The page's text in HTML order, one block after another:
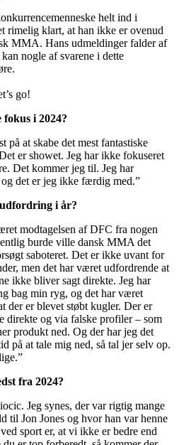
helt ind i
rimelig klart, at han ikke er ovenud
MMA. Hans udmeldinger falder af
nogle af svarene i dette
go!
i 2024?
på at skabe det mest fantastiske
er showet. Jeg har ikke fokuseret
Det kommer jeg til. Jeg har
det er jeg ikke færdig med.”
i år?
modtagelsen af DFC fra nogen
burde ville dansk MMA det
saboteret. Det er ikke uvant for
men det har været udfordrende at
ikke bliver sagt direkte. Jeg har
bag min ryg, og det har været
der er blevet støbt kugler. Der er
direkte og via falske profiler – som
produkt ned. Og der har jeg det
på at tale mig ned, så tal jer selv op.
fra 2024?
Jeg synes, der var rigtig mange
til Jon Jones og hvor han var henne
sport er, at vi ikke er bedre end